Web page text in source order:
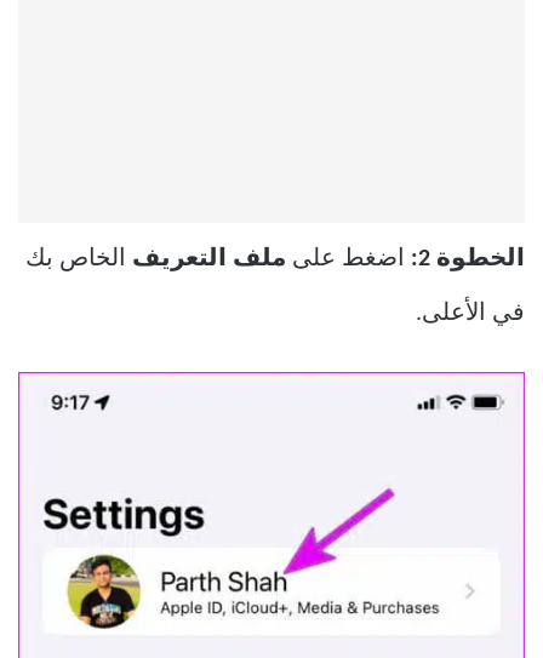
الخطوة 2: اضغط على ملف التعريف الخاص بك
في الأعلى.